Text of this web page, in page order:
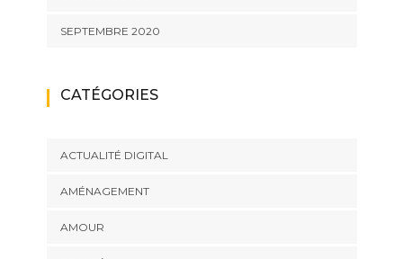
SEPTEMBRE 2020
CATÉGORIES
ACTUALITÉ DIGITAL
AMÉNAGEMENT
AMOUR